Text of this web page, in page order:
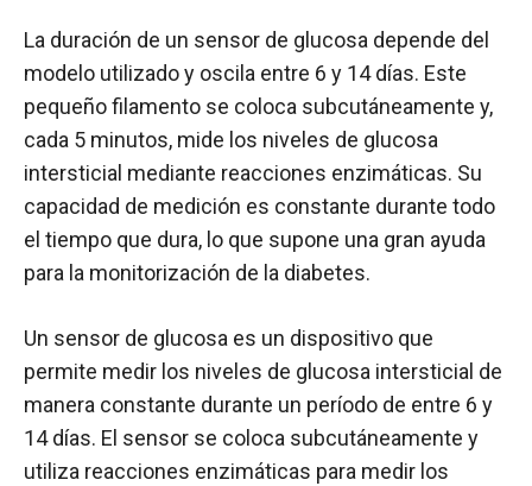
La duración de un sensor de glucosa depende del
modelo utilizado y oscila entre 6 y 14 días. Este
pequeño filamento se coloca subcutáneamente y,
cada 5 minutos, mide los niveles de glucosa
intersticial mediante reacciones enzimáticas. Su
capacidad de medición es constante durante todo
el tiempo que dura, lo que supone una gran ayuda
para la monitorización de la diabetes.
Un sensor de glucosa es un dispositivo que
permite medir los niveles de glucosa intersticial de
manera constante durante un período de entre 6 y
14 días. El sensor se coloca subcutáneamente y
utiliza reacciones enzimáticas para medir los